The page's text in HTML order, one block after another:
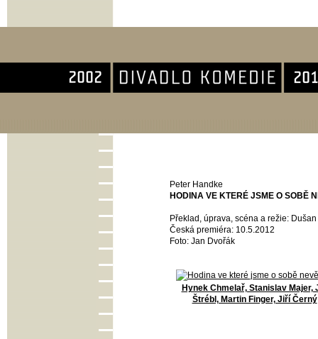
Peter Handke
HODINA VE KTERÉ JSME O SOBĚ
Překlad, úprava, scéna a režie:
Česká premiéra: 10.5.2012
Foto: Jan Dvořák
Hynek Chmelař, Stanislav Majer,
Štrébl, Martin Finger, Jiří Černý